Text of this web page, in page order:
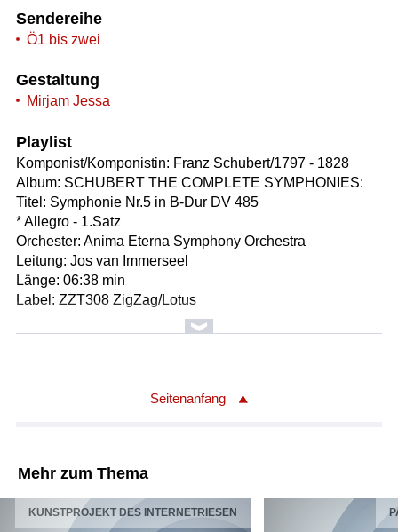
Sendereihe
Ö1 bis zwei
Gestaltung
Mirjam Jessa
Playlist
Komponist/Komponistin: Franz Schubert/1797 - 1828
Album: SCHUBERT THE COMPLETE SYMPHONIES:
Titel: Symphonie Nr.5 in B-Dur DV 485
* Allegro - 1.Satz
Orchester: Anima Eterna Symphony Orchestra
Leitung: Jos van Immerseel
Länge: 06:38 min
Label: ZZT308 ZigZag/Lotus
Komponist/Komponistin: Franz Schubert
& JOS VAN IMMERSEEL
Gesamttitel: WINTERREISE, DV 911 - Liederzyklus Nr.1-
24 in 2 Teilen auf Gedichte von Wilhelm Müller op.89
1.Teil
Seitenanfang
Mehr zum Thema
KUNSTPROJEKT DES INTERNETRIESEN